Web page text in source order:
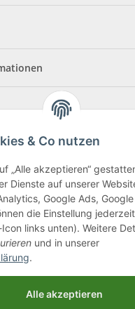
29
8:00 bis 16:30 Uhr
Uhr
50900
& Co nutzen
„Alle akzeptieren“
Dienste auf unserer
Google Ads,
die Einstellung
links unten). Weitere
und in unserer
.
Alle akzeptieren